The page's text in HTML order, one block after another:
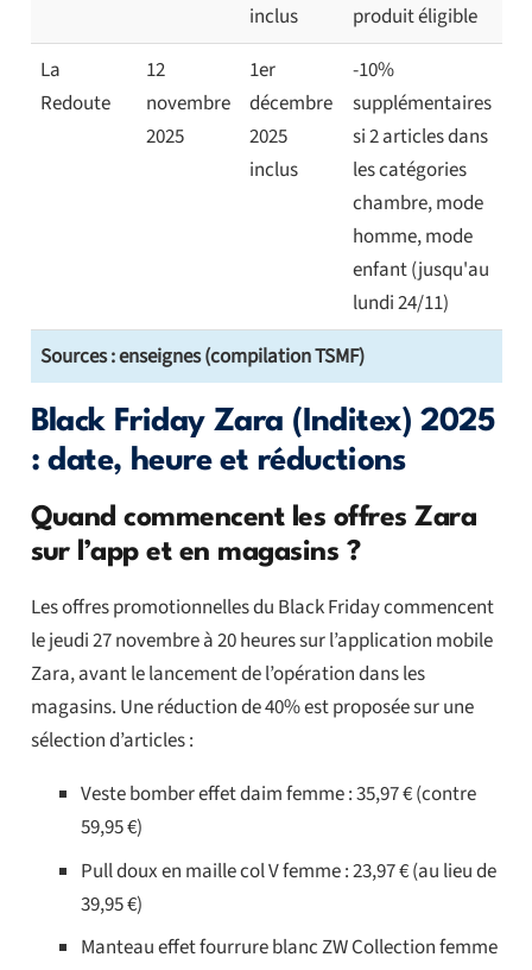
Sources : enseignes (compilation TSMF)
inclus
produit éligible
La
Redoute
12
novembre
2025
1er
décembre
2025
inclus
-10%
supplémentaires
si 2 articles dans
les catégories
chambre, mode
homme, mode
enfant (jusqu'au
lundi 24/11)
Black Friday Zara (Inditex) 2025
: date, heure et réductions
Quand commencent les offres Zara
sur l’app et en magasins ?
Les offres promotionnelles du Black Friday commencent
le jeudi 27 novembre à 20 heures sur l’application mobile
Zara, avant le lancement de l’opération dans les
magasins. Une réduction de 40% est proposée sur une
sélection d’articles :
Veste bomber effet daim femme : 35,97 € (contre
59,95 €)
Pull doux en maille col V femme : 23,97 € (au lieu de
39,95 €)
Manteau effet fourrure blanc ZW Collection femme